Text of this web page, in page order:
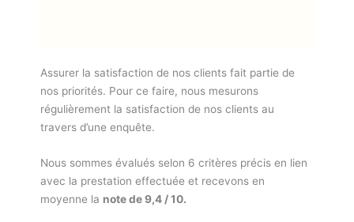
Assurer la satisfaction de nos clients fait partie de
nos priorités. Pour ce faire, nous mesurons
régulièrement la satisfaction de nos clients au
travers d’une enquête.
Nous sommes évalués selon 6 critères précis en lien
avec la prestation effectuée et recevons en
moyenne la note de 9,4 / 10.